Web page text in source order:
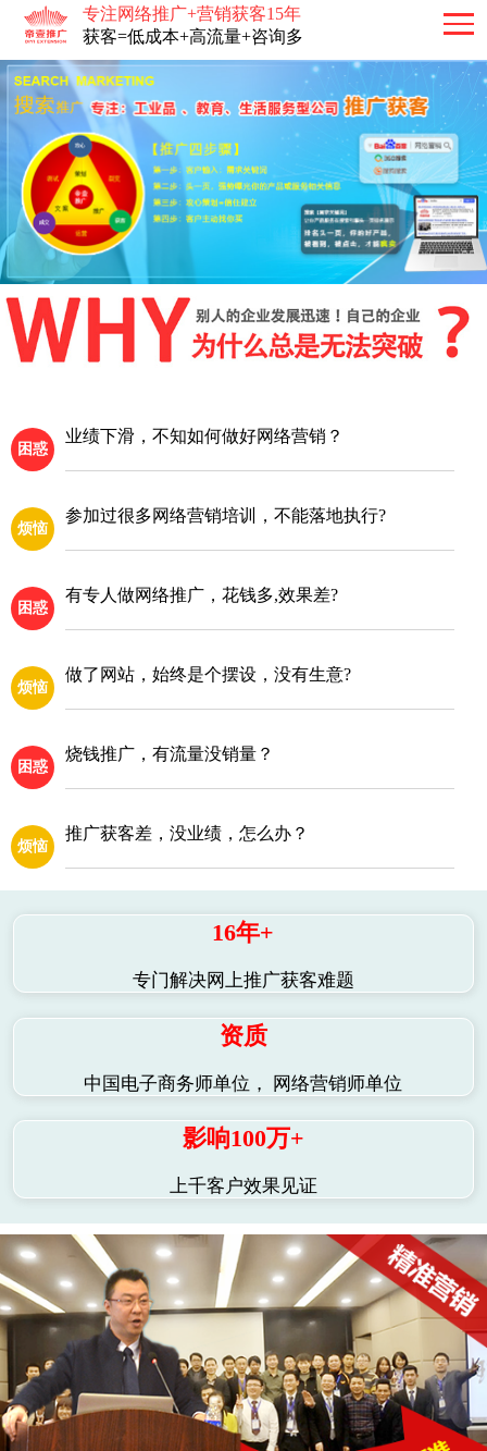
专注网络推广+营销获客15年
获客=低成本+高流量+咨询多
困惑
业绩下滑，不知如何做好网络营销？
烦恼
参加过很多网络营销培训，不能落地执行?
困惑
有专人做网络推广，花钱多,效果差?
烦恼
做了网站，始终是个摆设，没有生意?
困惑
烧钱推广，有流量没销量？
烦恼
推广获客差，没业绩，怎么办？
16年+
专门解决网上推广获客难题
资质
中国电子商务师单位， 网络营销师单位
影响100万+
上千客户效果见证